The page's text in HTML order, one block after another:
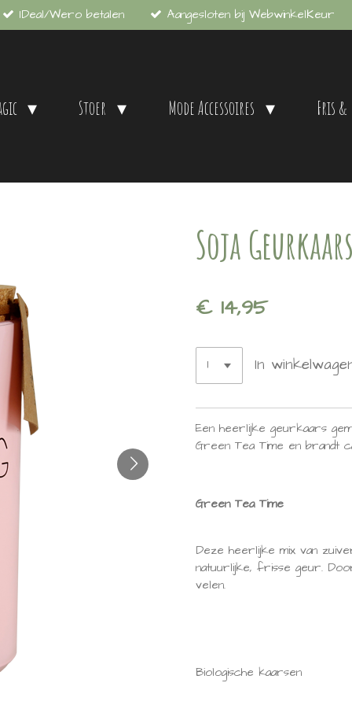
IDeal/Wero betalen Aangesloten bij WebwinkelKeur
Stoer Mode Accessoires Fris
Soja
€ 14,95
In
Een heerlijke geurkaars
Green Tea Time en brandt
Green Tea Time
Deze heerlijke mix van
natuurlijke, frisse geur.
velen.
Biologische kaarsen